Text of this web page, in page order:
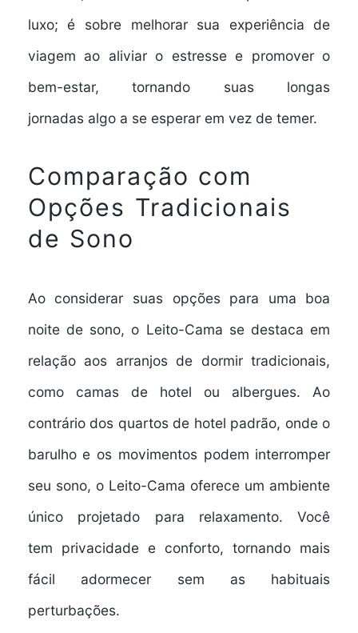
luxo; é sobre melhorar sua experiência de
viagem ao aliviar o estresse e promover o
bem-estar, tornando suas longas
jornadasalgo a se esperar em vez de temer.
Comparação com
Opções Tradicionais
de Sono
Ao considerar suas opções para uma boa
noite de sono, o Leito-Cama se destaca em
relação aos arranjos de dormir tradicionais,
como camas de hotel ou albergues. Ao
contrário dos quartos de hotel padrão, onde o
barulho e os movimentos podem interromper
seu sono, o Leito-Cama oferece um ambiente
únicoprojetado para relaxamento. Você
tem privacidade e conforto, tornando mais
fácil adormecer sem as habituais
perturbações.